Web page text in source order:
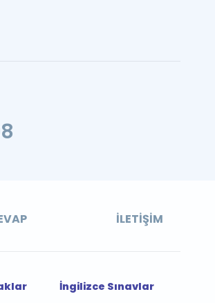
İLETIŞIM
İngilizce Sınavlar